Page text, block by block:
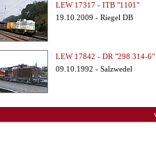
LEW 17317 - ITB "1101"
19.10.2009 - Riegel DB
LEW 17842 - DR "298 314-6"
09.10.1992 - Salzwedel